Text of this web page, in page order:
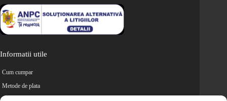
Informatii utile
Cum cumpar
Metode de plata